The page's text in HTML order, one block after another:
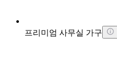
프리미엄 사무실 가구